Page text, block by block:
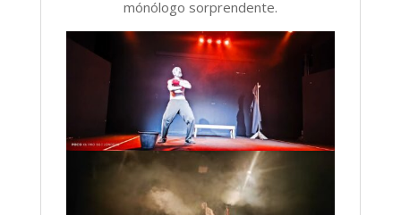
mónólogo sorprendente.